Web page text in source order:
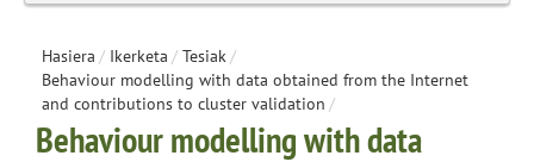
Hasiera / Ikerketa / Tesiak/
Behaviour modelling with data obtained from the Internet
and contributions to cluster validation /
Behaviour modelling with data